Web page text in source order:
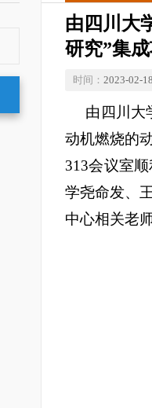
由四川大
研究”集
时间： 2023-02-18
由四川大
动机燃烧的
313会议室
学尧命发、
中心相关老